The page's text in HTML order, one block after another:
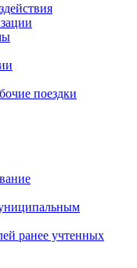
поездки
ранее учтенных